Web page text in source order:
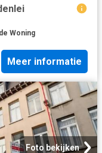
Woning
Meer informatie
Foto bekijken